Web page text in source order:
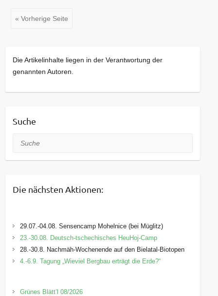
« Vorherige Seite
Die Artikelinhalte liegen in der Verantwortung der
genannten Autoren.
Suche
Suche
Die nächsten Aktionen:
29.07.-04.08. Sensencamp Mohelnice (bei Müglitz)
23.-30.08. Deutsch-tschechisches HeuHoj-Camp
28.-30.8. Nachmäh-Wochenende auf den Bielatal-Biotopen
4.-6.9. Tagung „Wieviel Bergbau erträgt die Erde?“
Grünes Blätt’l 08/2026